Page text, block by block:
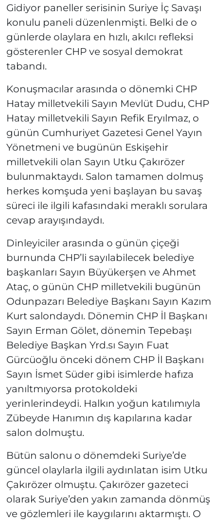
Gidiyor paneller serisinin Suriye İç Savaşı
konulu paneli düzenlenmişti. Belki de o
günlerde olaylara en hızlı, akılcı refleksi
gösterenler CHP ve sosyal demokrat
tabandı.
Konuşmacılar arasında o dönemki CHP
Hatay milletvekili Sayın Mevlüt Dudu, CHP
Hatay milletvekili Sayın Refik Eryılmaz, o
günün Cumhuriyet Gazetesi Genel Yayın
Yönetmeni ve bugünün Eskişehir
milletvekili olan Sayın Utku Çakırözer
bulunmaktaydı. Salon tamamen dolmuş
herkes komşuda yeni başlayan bu savaş
süreci ile ilgili kafasındaki meraklı sorulara
cevap arayışındaydı.
Dinleyiciler arasında o günün çiçeği
burnunda CHP’li sayılabilecek belediye
başkanları Sayın Büyükerşen ve Ahmet
Ataç, o günün CHP milletvekili bugünün
Odunpazarı Belediye Başkanı Sayın Kazım
Kurt salondaydı. Dönemin CHP İl Başkanı
Sayın Erman Gölet, dönemin Tepebaşı
Belediye Başkan Yrd.sı Sayın Fuat
Gürcüoğlu önceki dönem CHP İl Başkanı
Sayın İsmet Süder gibi isimlerde hafıza
yanıltmıyorsa protokoldeki
yerinlerindeydi. Halkın yoğun katılımıyla
Zübeyde Hanımın dış kapılarına kadar
salon dolmuştu.
Bütün salonu o dönemdeki Suriye’de
güncel olaylarla ilgili aydınlatan isim Utku
Çakırözer olmuştu. Çakırözer gazeteci
olarak Suriye’den yakın zamanda dönmüş
ve gözlemleri ile kaygılarını aktarmıştı. O